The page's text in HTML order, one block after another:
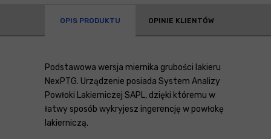
OPIS PRODUKTU OPINIE KLIENTÓW
Podstawowa wersja miernika grubości lakieru
NexPTG. Urządzenie posiada System Analizy
Powłoki Lakierniczej SAPL, dzięki któremu w
łatwy sposób wykryjesz ingerencję w powłokę
lakierniczą.